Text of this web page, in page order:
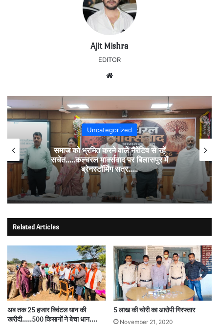
Ajit Mishra
EDITOR
Uncategorized
समाज को भ्रमित करने वाले नैरेटिव से रहें
सचेत…..कल्चरल मार्क्सवाद पर बिलासपुर में
ब्रेनस्टॉर्मिंग सत्र…..
Related Articles
अब तक 25 हजार क्विंटल धान की
खरीदी…..500 किसानों ने बेचा धान….
5 लाख की चोरी का आरोपी गिरफ्तार
November 21, 2020